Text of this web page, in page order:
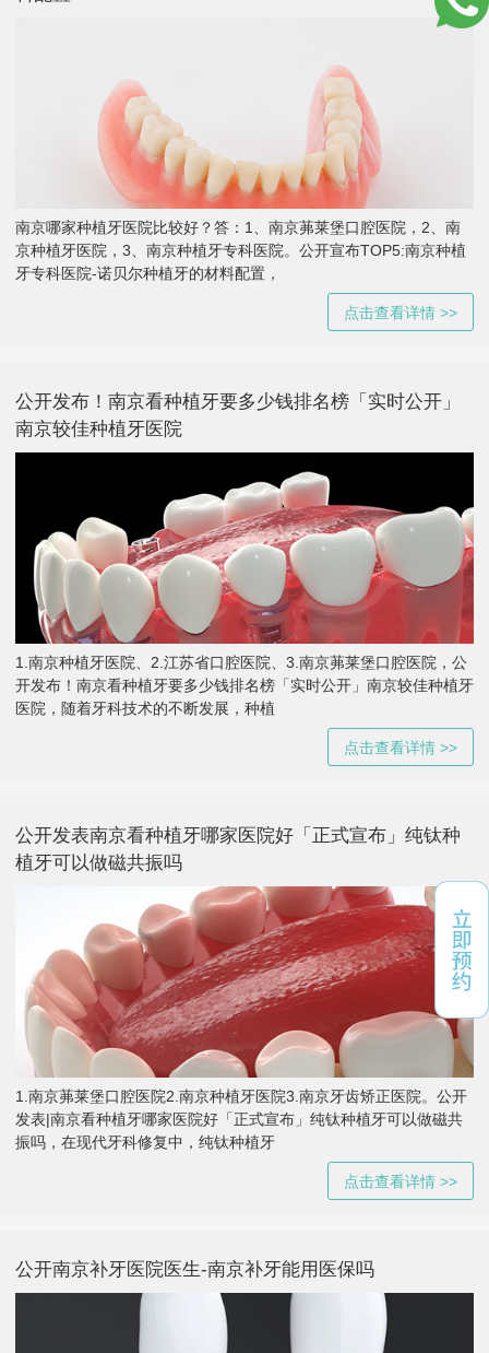
南京哪家种植牙医院比较好？答：1、南京茀莱堡口腔医院，2、南
京种植牙医院，3、南京种植牙专科医院。公开宣布TOP5:南京种植
牙专科医院-诺贝尔种植牙的材料配置，
点击查看详情 >>
公开发布！南京看种植牙要多少钱排名榜「实时公开」
南京较佳种植牙医院
1.南京种植牙医院、2.江苏省口腔医院、3.南京茀莱堡口腔医院，公
开发布！南京看种植牙要多少钱排名榜「实时公开」南京较佳种植牙
医院，随着牙科技术的不断发展，种植
点击查看详情 >>
公开发表南京看种植牙哪家医院好「正式宣布」纯钛种
植牙可以做磁共振吗
1.南京茀莱堡口腔医院2.南京种植牙医院3.南京牙齿矫正医院。公开
发表|南京看种植牙哪家医院好「正式宣布」纯钛种植牙可以做磁共
振吗，在现代牙科修复中，纯钛种植牙
点击查看详情 >>
公开南京补牙医院医生-南京补牙能用医保吗